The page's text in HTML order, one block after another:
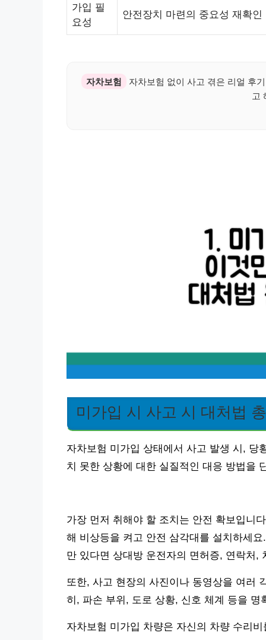
가입 필
요성
안전장치 마련의 중요성 재확인
자차보험
자차보험 없이 사고 겪은 리얼 후
고
미가입 시 사고 시 대처법
자차보험 미가입 상태에서 사고 발생 시, 당
치 못한 상황에 대한 실질적인 대응 방법을
가장 먼저 취해야 할 조치는 안전 확보입니
해 비상등을 켜고 안전 삼각대를 설치하세
만 있다면 상대방 운전자의 면허증, 연락처,
또한, 사고 현장의 사진이나 동영상을 여러
히, 파손 부위, 도로 상황, 신호 체계 등을 명
자차보험 미가입 차량은 자신의 차량 수리